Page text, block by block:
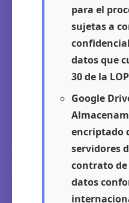
para el
sujetas a
datos que
30 de la
Google
encriptado
servidores
contrato
datos